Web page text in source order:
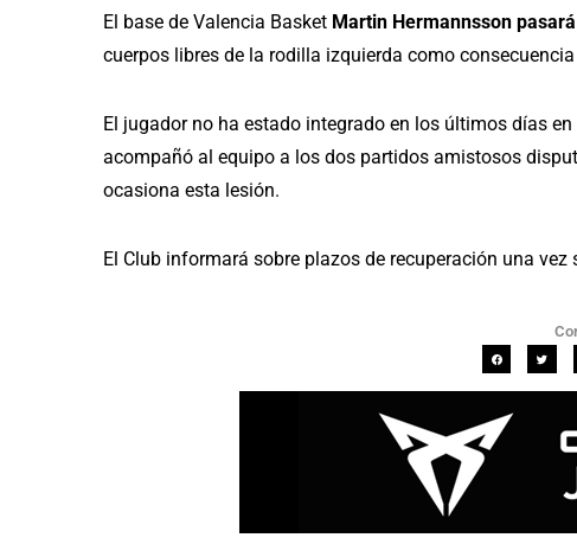
El base de Valencia Basket Martin Hermannsson
cuerpos libres de la rodilla izquierda como
El jugador no ha estado integrado en los últimos días
acompañó al equipo a los dos partidos amistosos
ocasiona esta lesión.
El Club informará sobre plazos de recuperación una